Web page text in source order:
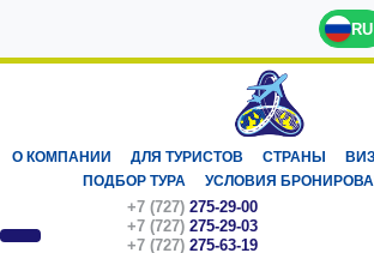
RU
О КОМПАНИИ ДЛЯ ТУРИСТОВ СТРАНЫ
ПОДБОР ТУРА
УСЛОВИЯ
+7 (727) 275-29-00
+7 (727) 275-29-03
+7 (727) 275-63-19